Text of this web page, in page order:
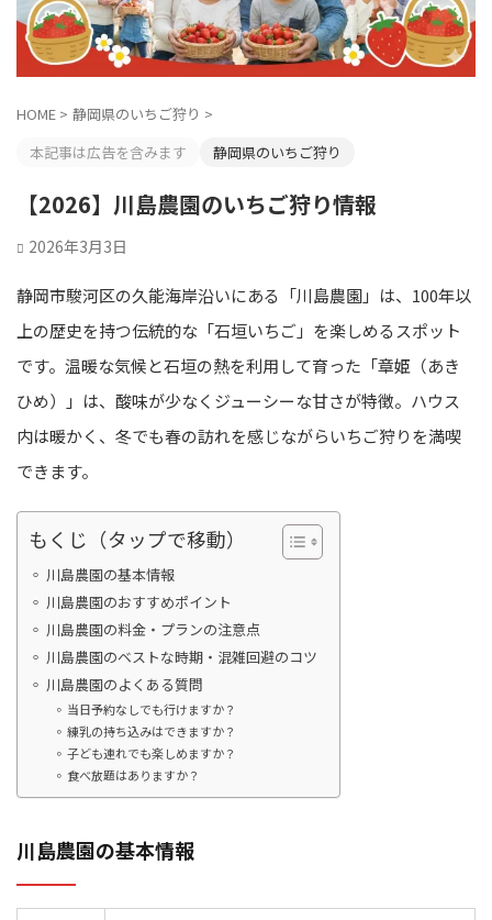
HOME > 静岡県のいちご狩り >
本記事は広告を含みます
静岡県のいちご狩り
【2026】川島農園のいちご狩り情報
2026年3月3日
静岡市駿河区の久能海岸沿いにある「川島農園」は、100年以
上の歴史を持つ伝統的な「石垣いちご」を楽しめるスポット
です。温暖な気候と石垣の熱を利用して育った「章姫（あき
ひめ）」は、酸味が少なくジューシーな甘さが特徴。ハウス
内は暖かく、冬でも春の訪れを感じながらいちご狩りを満喫
できます。
もくじ（タップで移動）
川島農園の基本情報
川島農園のおすすめポイント
川島農園の料金・プランの注意点
川島農園のベストな時期・混雑回避のコツ
川島農園のよくある質問
当日予約なしでも行けますか？
練乳の持ち込みはできますか？
子ども連れでも楽しめますか？
食べ放題はありますか？
川島農園の基本情報